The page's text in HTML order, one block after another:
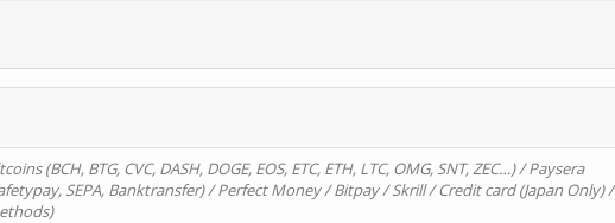
(BCH, BTG, CVC, DASH, DOGE, EOS, ETC, ETH, LTC, OMG, SNT, ZEC…) / Paysera
SEPA, Banktransfer) / Perfect Money / Bitpay / Skrill / Credit card (Japan Only) /